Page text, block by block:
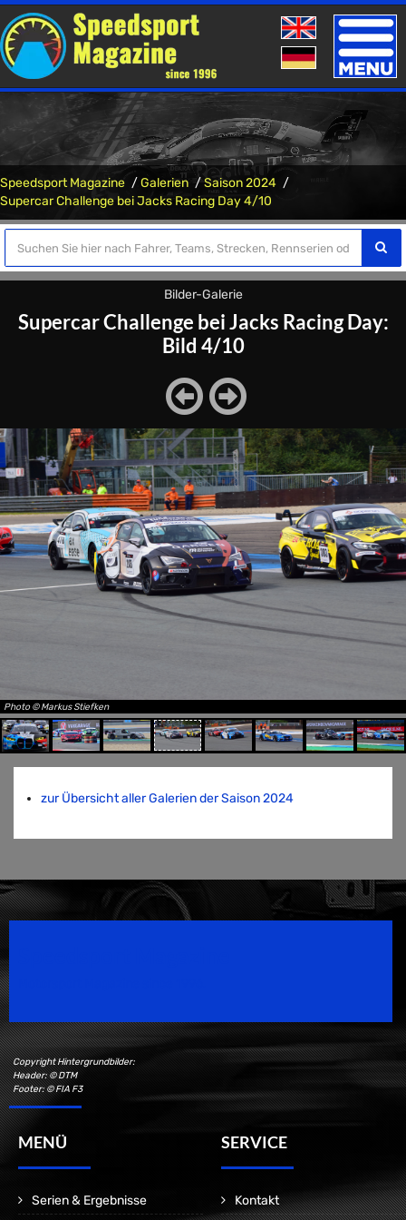
Toggle
Speedsport Magazine Galerien
Saison 2024
Supercar Challenge bei Jacks Racing Day 4/10
Bilder-Galerie
Supercar Challenge bei Jacks Racing Day:
Bild 4/10
Photo © Markus Stiefken
zur Übersicht aller Galerien der Saison 2024
Copyright Hintergrundbilder:
Header: © DTM
Footer: © FIA F3
MENÜ
Serien & Ergebnisse
SERVICE
Kontakt